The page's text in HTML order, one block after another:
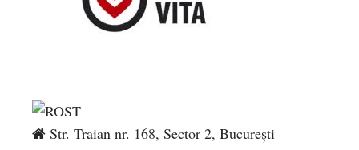
Str. Traian nr. 168, Sector 2, București